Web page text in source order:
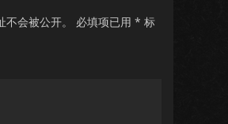
会被公开。 必填项已用 * 标